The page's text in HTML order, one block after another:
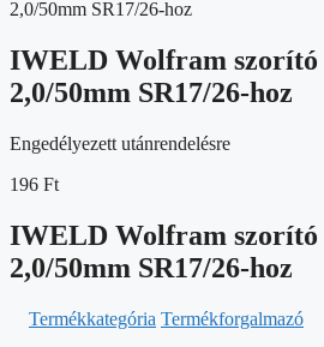
2,0/50mm SR17/26-hoz
IWELD Wolfram szorító
2,0/50mm SR17/26-hoz
Engedélyezett utánrendelésre
196 Ft
IWELD Wolfram szorító
2,0/50mm SR17/26-hoz
Termékkategória Termékforgalmazó